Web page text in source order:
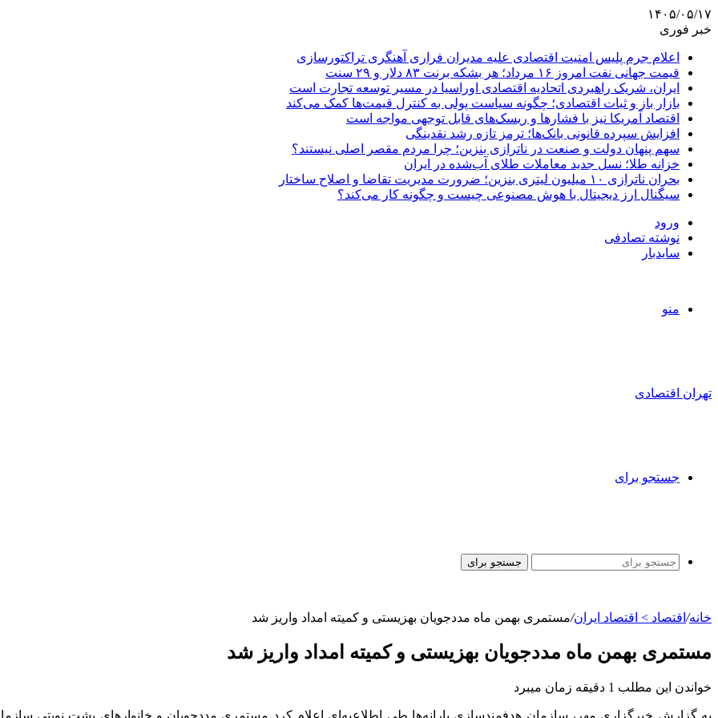
۱۴۰۵/۰۵/۱۷
خبر فوری
اعلام جرم پلیس امنیت اقتصادی علیه مدیران فراری آهنگری تراکتورسازی
قیمت جهانی نفت امروز ۱۶ مرداد؛ هر بشکه برنت ۸۳ دلار و ۲۹ سنت
ایران، شریک راهبردی اتحادیه اقتصادی اوراسیا در مسیر توسعه تجارت است
بازار باز و ثبات اقتصادی؛ چگونه سیاست پولی به کنترل قیمت‌ها کمک می‌کند
اقتصاد آمریکا نیز با فشارها و ریسک‌های قابل توجهی مواجه است
افزایش سپرده قانونی بانک‌ها؛ ترمز تازه رشد نقدینگی
سهم پنهان دولت و صنعت در ناترازی بنزین؛ چرا مردم مقصر اصلی نیستند؟
خزانه طلا؛ نسل جدید معاملات طلای آب‌شده در ایران
بحران ناترازی ۱۰ میلیون لیتری بنزین؛ ضرورت مدیریت تقاضا و اصلاح ساختار
سیگنال ارز دیجیتال با هوش مصنوعی چیست و چگونه کار می‌کند؟
ورود
نوشته تصادفی
سایدبار
منو
تهران اقتصادی
جستجو برای
جستجو برای
خانه/ اقتصاد > اقتصاد ایران/مستمری بهمن ماه مددجویان بهزیستی و کمیته امداد واریز شد
مستمری بهمن ماه مددجویان بهزیستی و کمیته امداد واریز شد
خواندن این مطلب 1 دقیقه زمان میبرد
به گزارش خبرگزاری مهر، سازمان هدفمندسازی یارانه‌ها طی اطلاعیه‌ای اعلام کرد مستمری مددجویان و خانوارهای پشت نوبتی